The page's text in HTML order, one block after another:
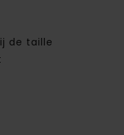
de taille